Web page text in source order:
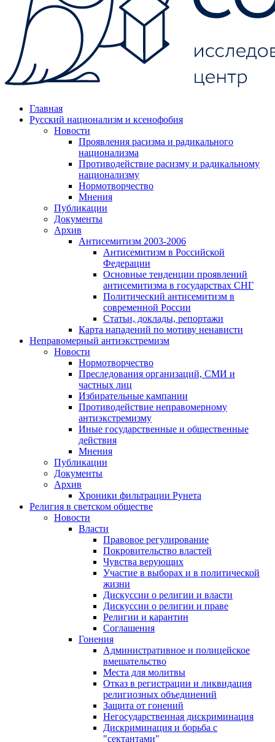
Главная
Русский национализм и ксенофобия
Новости
Проявления расизма и радикального
национализма
Противодействие расизму и радикальному
национализму
Нормотворчество
Мнения
Публикации
Документы
Архив
Антисемитизм 2003-2006
Антисемитизм в Российской
Федерации
Основные тенденции проявлений
антисемитизма в государствах СНГ
Политический антисемитизм в
современной России
Статьи, доклады, репортажи
Карта нападений по мотиву ненависти
Неправомерный антиэкстремизм
Новости
Нормотворчество
Преследования организаций, СМИ и
частных лиц
Избирательные кампании
Противодействие неправомерному
антиэкстремизму
Иные государственные и общественные
действия
Мнения
Публикации
Документы
Архив
Хроники фильтрации Рунета
Религия в светском обществе
Новости
Власти
Правовое регулирование
Покровительство властей
Чувства верующих
Участие в выборах и в политической
жизни
Дискуссии о религии и власти
Дискуссии о религии и праве
Религии и карантин
Соглашения
Гонения
Административное и полицейское
вмешательство
Места для молитвы
Отказ в регистрации и ликвидация
религиозных объединений
Защита от гонений
Негосударственная дискриминация
Дискриминация и борьба с
"сектантами"